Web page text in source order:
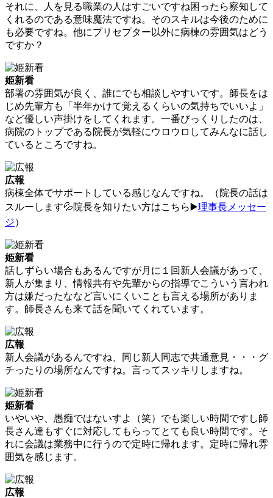
それに、人を見る職業の人はすごいですね困ったら察知して
くれるのである意味魔法ですね。そのスキルは今後のために
も必要ですね。他にプリセプター以外に病棟の雰囲気はどう
ですか？
姫新看
部署の雰囲気が良く、誰にでも相談しやすいです。師長をは
じめ先輩方も「半年かけて覚えるくらいの気持ちでいいよ」
など優しい声掛けをしてくれます。一番びっくりしたのは、
病院のトップである院長が気軽にウロウロしてみんなに話し
ているところですね。
広報
病棟全体でサポートしている感じなんですね。（院長の話は
スルーします💦院長を知りたい方はこちら▶️理事長メッセー
ジ）
姫新看
話しずらい場合もあるんですが月に１回新人会議があって、
新人が集まり、情報共有や先輩からの指導でこういう言われ
方は嫌だったななど言いにくいことも言える場所がありま
す。師長さんも来て話を聞いてくれています。
広報
新人会議があるんですね、同じ新人同志で共通意見・・・グ
チったりの場所なんですね。言ってスッキリしますね。
姫新看
いやいや、愚痴ではないすよ（笑）でも楽しい時間ですし師
長さん達もすぐに対応してもらってとても良い時間です。そ
れに会議は業務中に行うので定時に帰れます。定時に帰れ雰
囲気を感じます。
広報